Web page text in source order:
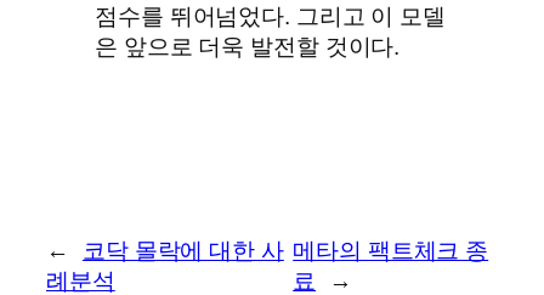
점수를 뛰어넘었다. 그리고 이 모델
은 앞으로 더욱 발전할 것이다.
←
코닥 몰락에 대한 사
례분석
메타의 팩트체크 종
료
→